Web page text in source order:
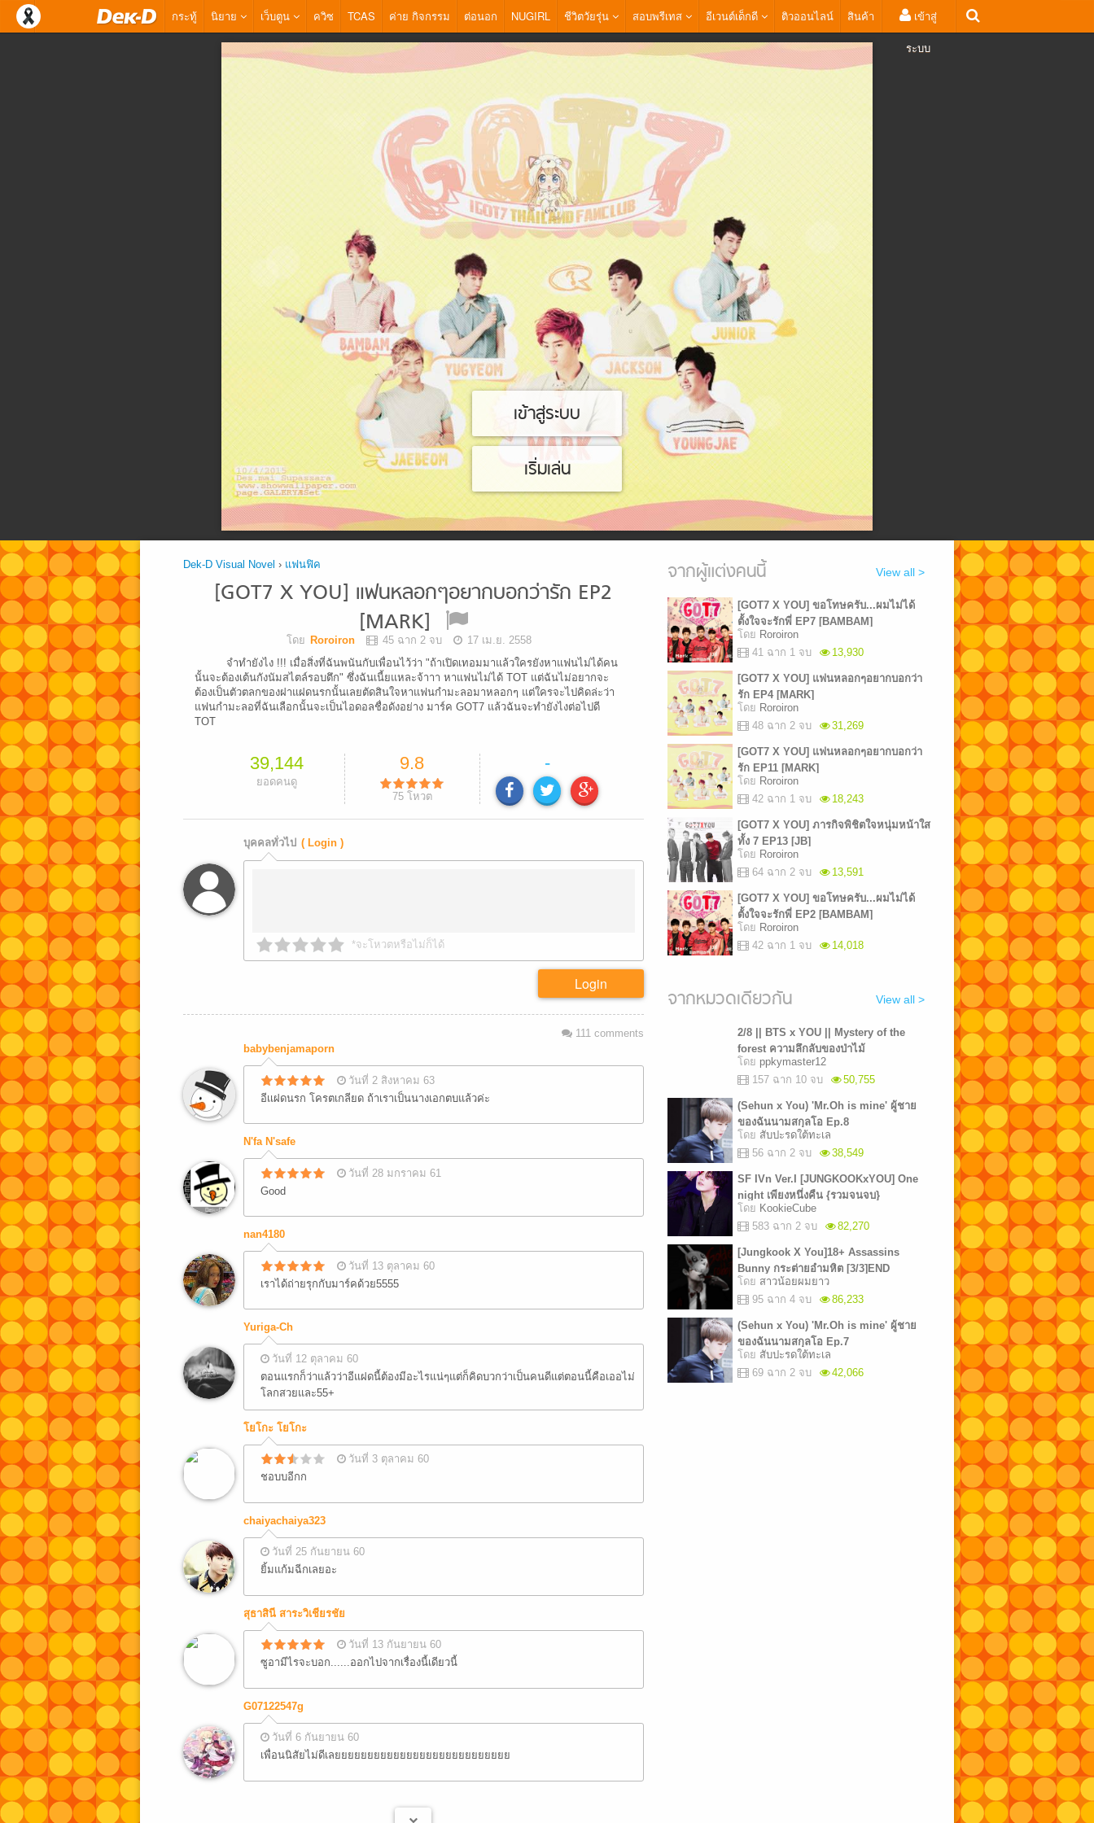
กระทู้ นิยาย เว็บตูน ควิซ TCAS ค่าย กิจกรรม ต่อนอก NUGIRL ชีวิตวัยรุ่น สอบพรีเทส อีเวนต์เด็กดี ติวออนไลน์ สินค้า เข้าสู่
ระบบ
เข้าสู่ระบบ
เริ่มเล่น
Dek-D Visual Novel › แฟนฟิค
[GOT7 X YOU] แฟนหลอกๆอยากบอกว่ารัก EP2
[MARK]
โดย Roroiron 45 ฉาก 2 จบ
17 เม.ย. 2558
จำทำยังไง !!! เมื่อสิ่งที่ฉันพนันกับเพื่อนไว้ว่า "ถ้าเปิดเทอมมาแล้วใครยังหาแฟนไม่ได้คน
นั้นจะต้องเต้นกังนัมสไตล์รอบตึก" ซึ่งฉันเนี้ยแหละจ้าาา หาแฟนไม่ได้ TOT แต่ฉันไม่อยากจะ
ต้องเป็นตัวตลกของฝาแฝดนรกนั้นเลยตัดสินใจหาแฟนกำมะลอมาหลอกๆ แต่ใครจะไปคิดล่ะว่า
แฟนกำมะลอที่ฉันเลือกนั้นจะเป็นไอดอลชื่อดังอย่าง มาร์ค GOT7 แล้วฉันจะทำยังไงต่อไปดี
TOT
39,144
ยอดคนดู
9.8
75โหวต
-
บุคคลทั่วไป ( Login )
*จะโหวตหรือไม่ก็ได้
Login
111 comments
babybenjamaporn
วันที่ 2 สิงหาคม 63
อีเเฝดนรก โครตเกลียด ถ้าเราเป็นนางเอกตบแล้วค่ะ
N'fa N'safe
วันที่ 28 มกราคม 61
Good
nan4180
วันที่ 13 ตุลาคม 60
เราได้ถ่ายรุกกับมาร์คด้วย5555
Yuriga-Ch
วันที่ 12 ตุลาคม 60
ตอนแรกก็ว่าแล้วว่าอีแฝดนี้ต้องมีอะไรแน่ๆแต่ก็คิดบวกว่าเป็นคนดีแต่ตอนนี้คือเออไม่
โลกสวยและ55+
โยโกะ โยโกะ
วันที่ 3 ตุลาคม 60
ชอบบอีกก
chaiyachaiya323
วันที่ 25 กันยายน 60
ยิ้มแก้มฉีกเลยอะ
สุธาสินี สาระวิเชียรชัย
วันที่ 13 กันยายน 60
ซูอามีไรจะบอก......ออกไปจากเรื่องนี้เดียวนี้
G07122547g
วันที่ 6 กันยายน 60
เพื่อนนิสัยไม่ดีเลยยยยยยยยยยยยยยยยยยยยยยยยยยย
จากผู้แต่งคนนี้ View all >
[GOT7 X YOU] ขอโทษครับ...ผมไม่ได้
ตั้งใจจะรักพี่ EP7 [BAMBAM]
โดย Roroiron
41 ฉาก 1 จบ
13,930
[GOT7 X YOU] แฟนหลอกๆอยากบอกว่า
รัก EP4 [MARK]
โดย Roroiron
48 ฉาก 2 จบ
31,269
[GOT7 X YOU] แฟนหลอกๆอยากบอกว่า
รัก EP11 [MARK]
โดย Roroiron
42 ฉาก 1 จบ
18,243
[GOT7 X YOU] ภารกิจพิชิตใจหนุ่มหน้าใส
ทั้ง 7 EP13 [JB]
โดย Roroiron
64 ฉาก 2 จบ
13,591
[GOT7 X YOU] ขอโทษครับ...ผมไม่ได้
ตั้งใจจะรักพี่ EP2 [BAMBAM]
โดย Roroiron
42 ฉาก 1 จบ
14,018
จากหมวดเดียวกัน View all >
2/8 || BTS x YOU || Mystery of the
forest ความลึกลับของป่าไม้
โดย ppkymaster12
157 ฉาก 10 จบ
50,755
(Sehun x You) 'Mr.Oh is mine' ผู้ชาย
ของฉันนามสกุลโอ Ep.8
โดย สับปะรดใต้ทะเล
56 ฉาก 2 จบ
38,549
SF IVn Ver.I [JUNGKOOKxYOU] One
night เพียงหนึ่งคืน {รวมจนจบ}
โดย KookieCube
583 ฉาก 2 จบ
82,270
[Jungkook X You]18+ Assassins
Bunny กระต่ายอำมหิต [3/3]END
โดย สาวน้อยผมยาว
95 ฉาก 4 จบ
86,233
(Sehun x You) 'Mr.Oh is mine' ผู้ชาย
ของฉันนามสกุลโอ Ep.7
โดย สับปะรดใต้ทะเล
69 ฉาก 2 จบ
42,066